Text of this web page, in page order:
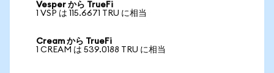
Vesper から TrueFi
1 VSP は 115.6671 TRU に相当
Cream から TrueFi
1 CREAM は 539.0188 TRU に相当